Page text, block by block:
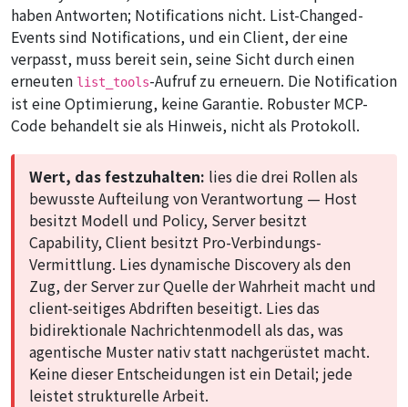
haben Antworten; Notifications nicht. List-Changed-
Events sind Notifications, und ein Client, der eine
verpasst, muss bereit sein, seine Sicht durch einen
erneuten list_tools-Aufruf zu erneuern. Die Notification
ist eine Optimierung, keine Garantie. Robuster MCP-
Code behandelt sie als Hinweis, nicht als Protokoll.
Wert, das festzuhalten: lies die drei Rollen als
bewusste Aufteilung von Verantwortung — Host
besitzt Modell und Policy, Server besitzt
Capability, Client besitzt Pro-Verbindungs-
Vermittlung. Lies dynamische Discovery als den
Zug, der Server zur Quelle der Wahrheit macht und
client-seitiges Abdriften beseitigt. Lies das
bidirektionale Nachrichtenmodell als das, was
agentische Muster nativ statt nachgerüstet macht.
Keine dieser Entscheidungen ist ein Detail; jede
leistet strukturelle Arbeit.